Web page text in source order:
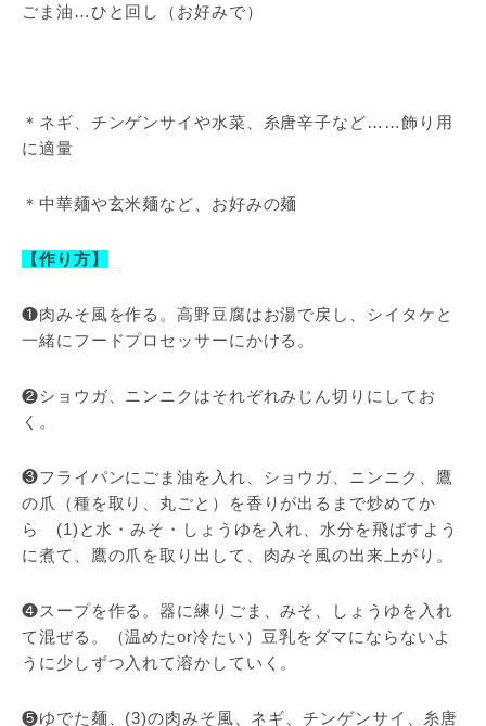
ごま油…ひと回し（お好みで）
＊ネギ、チンゲンサイや水菜、糸唐辛子など……飾り用
に適量
＊中華麺や玄米麺など、お好みの麺
【作り方】
❶肉みそ風を作る。高野豆腐はお湯で戻し、シイタケと
一緒にフードプロセッサーにかける。
❷ショウガ、ニンニクはそれぞれみじん切りにしてお
く。
❸フライパンにごま油を入れ、ショウガ、ニンニク、鷹
の爪（種を取り、丸ごと）を香りが出るまで炒めてか
ら (1)と水・みそ・しょうゆを入れ、水分を飛ばすよう
に煮て、鷹の爪を取り出して、肉みそ風の出来上がり。
❹スープを作る。器に練りごま、みそ、しょうゆを入れ
て混ぜる。（温めたor冷たい）豆乳をダマにならないよ
うに少しずつ入れて溶かしていく。
❺ゆでた麺、(3)の肉みそ風、ネギ、チンゲンサイ、糸唐